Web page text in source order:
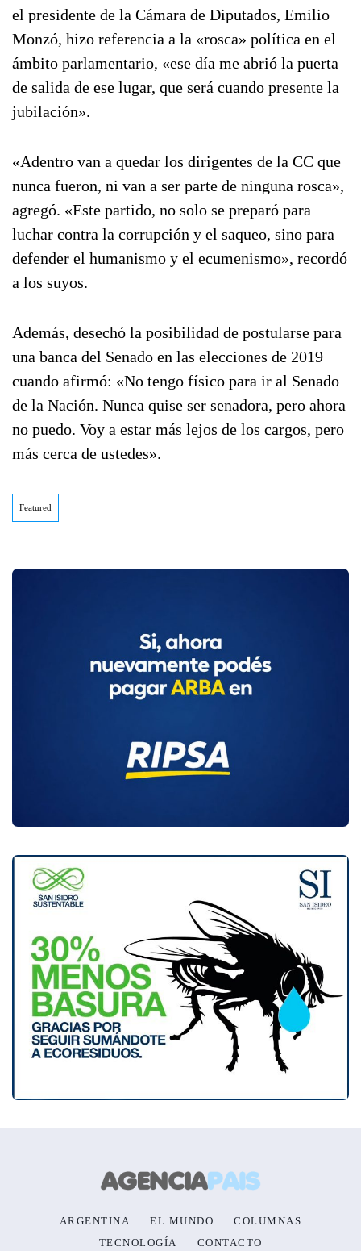
el presidente de la Cámara de Diputados, Emilio
Monzó, hizo referencia a la «rosca» política en el
ámbito parlamentario, «ese día me abrió la puerta
de salida de ese lugar, que será cuando presente la
jubilación».
«Adentro van a quedar los dirigentes de la CC que
nunca fueron, ni van a ser parte de ninguna rosca»,
agregó. «Este partido, no solo se preparó para
luchar contra la corrupción y el saqueo, sino para
defender el humanismo y el ecumenismo», recordó
a los suyos.
Además, desechó la posibilidad de postularse para
una banca del Senado en las elecciones de 2019
cuando afirmó: «No tengo físico para ir al Senado
de la Nación. Nunca quise ser senadora, pero ahora
no puedo. Voy a estar más lejos de los cargos, pero
más cerca de ustedes».
Featured
ARGENTINA EL MUNDO
COLUMNAS
TECNOLOGÍA
CONTACTO